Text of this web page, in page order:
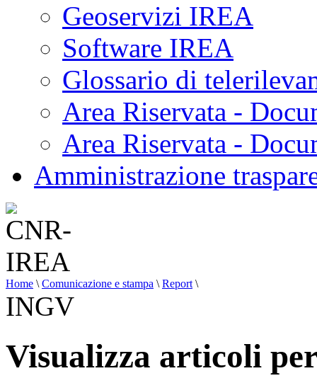
Geoservizi IREA
Software IREA
Glossario di
Area Riservata -
Area Riservata -
Amministrazione
Home \ Comunicazione e stampa \ Report \
INGV
Visualizza articoli